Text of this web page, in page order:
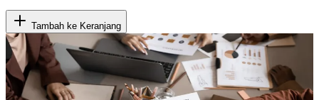
Tambah ke Keranjang